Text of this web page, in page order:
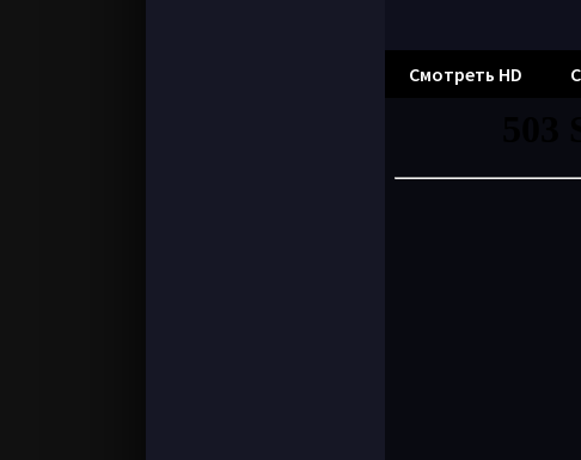
Смотреть HD